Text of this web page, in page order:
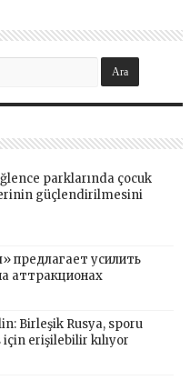
parklarında çocuk
güçlendirilmesini
предлагает усилить
аттракционах
Birleşik Rusya, sporu
erişilebilir kılıyor